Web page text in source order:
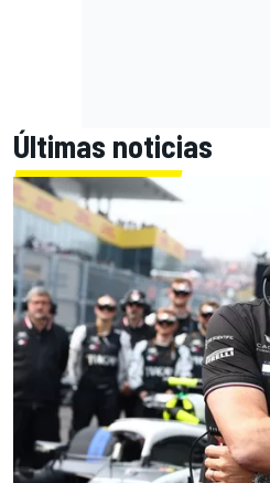
Últimas noticias